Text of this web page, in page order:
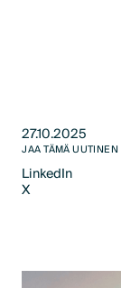
27.10.2025
JAA TÄMÄ UUTINEN
LinkedIn
LinkedIn
X